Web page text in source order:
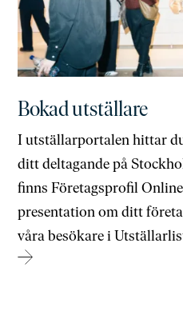
Bokad utställare
I utställarportalen hittar
ditt deltagande på
finns Företagsprofil
presentation om ditt
våra besökare i
→